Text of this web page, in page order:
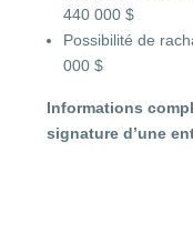
440 000 $
Possibilité de
000 $
Informations
signature d’une